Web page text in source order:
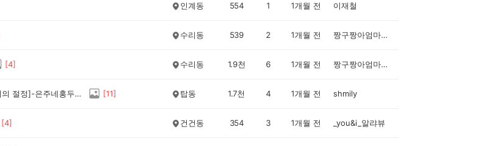
인계동 554 1 1개월 전 이재철
수리동 539 2 1개월 전 짱구짱아엄마입니다
[4] 수리동 1.9천 6 1개월 전 짱구짱아엄마입니다
[쫄깃한 손칼국수와 손수제비의 절정]-은주네홍두깨칼국수 [11] 탑동 1.7천 4 1개월 전 shmily
[4] 건건동 354 3 1개월 전 _you&i_알랴뷰